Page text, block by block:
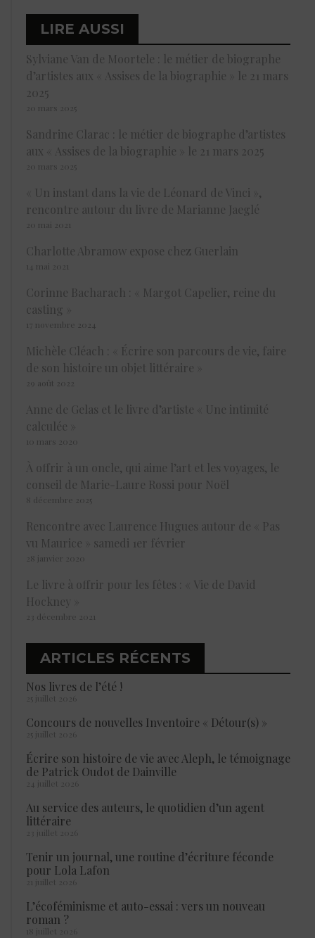
LIRE AUSSI
Sylviane Van de Moortele : le métier de biographe
d’artistes aux « Assises de la biographie » le 21 mars
2025
20 mars 2025
Sandrine Clarac : le métier de biographe d’artistes
aux « Assises de la biographie » le 21 mars 2025
20 mars 2025
« Un instant dans la vie de Léonard de Vinci »,
rencontre autour du livre de Marianne Jaeglé
20 mai 2021
Charlotte Abramow expose chez Guerlain
14 mai 2021
Corinne Bacharach : « Margot Capelier, reine du
casting »
17 novembre 2024
Michèle Cléach : « Écrire son parcours de vie, faire
de son histoire un objet littéraire »
29 août 2022
Anne de Gelas et le livre d’artiste « Une intimité
calculée »
10 mars 2020
À offrir à un oncle, qui aime l’art et les voyages, le
conseil de Marie-Laure Rossi pour Noël
8 décembre 2025
Rencontre avec Laurence Hugues autour de « Pas
vu Maurice » samedi 1er février
28 janvier 2020
Le livre à offrir pour les fêtes : « Vie de David
Hockney »
23 décembre 2021
ARTICLES RÉCENTS
Nos livres de l’été !
25 juillet 2026
Concours de nouvelles Inventoire « Détour(s) »
25 juillet 2026
Écrire son histoire de vie avec Aleph, le témoignage
de Patrick Oudot de Dainville
24 juillet 2026
Au service des auteurs, le quotidien d’un agent
littéraire
23 juillet 2026
Tenir un journal, une routine d’écriture féconde
pour Lola Lafon
21 juillet 2026
L’écoféminisme et auto-essai : vers un nouveau
roman ?
18 juillet 2026